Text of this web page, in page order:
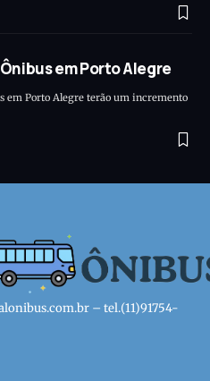
em Porto Alegre
em Porto Alegre terão um incremento
– tel.(11)91754-